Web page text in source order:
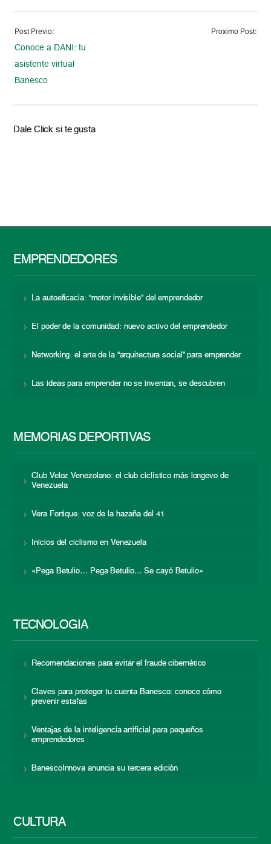
Post Previo:
Conoce a DANI: tu
asistente virtual
Banesco
Proximo Post:
Dale Click si te gusta
EMPRENDEDORES
La autoeficacia: “motor invisible” del emprendedor
El poder de la comunidad: nuevo activo del emprendedor
Networking: el arte de la “arquitectura social” para emprender
Las ideas para emprender no se inventan, se descubren
MEMORIAS DEPORTIVAS
Club Veloz Venezolano: el club ciclístico más longevo de
Venezuela
Vera Fortique: voz de la hazaña del 41
Inicios del ciclismo en Venezuela
«Pega Betulio… Pega Betulio… Se cayó Betulio»
TECNOLOGÍA
Recomendaciones para evitar el fraude cibernético
Claves para proteger tu cuenta Banesco: conoce cómo
prevenir estafas
Ventajas de la inteligencia artificial para pequeños
emprendedores
BanescoInnova anuncia su tercera edición
CULTURA